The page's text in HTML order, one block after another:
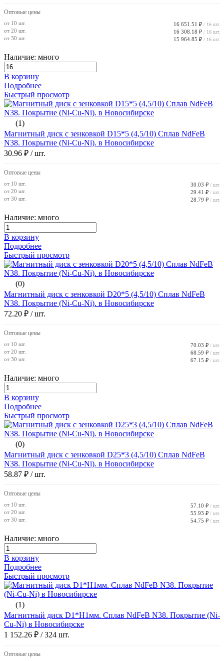
Оптовые цены
от 10 шт. 16 651.51 ₽ / 16 шт.
от 20 шт. 16 308.18 ₽ / 16 шт.
от 30 шт. 15 964.85 ₽ / 16 шт.
Наличие: много
В корзину
Подробнее
Быстрый просмотр
(1)
Магнитный диск с зенковкой D15*5 (4,5/10) Сплав NdFeB
N38. Покрытие (Ni-Cu-Ni). в Новосибирске
30.96 ₽ / шт.
Оптовые цены
от 10 шт. 30.03 ₽ / шт.
от 20 шт. 29.41 ₽ / шт.
от 30 шт. 28.79 ₽ / шт.
Наличие: много
В корзину
Подробнее
Быстрый просмотр
(0)
Магнитный диск с зенковкой D20*5 (4,5/10) Сплав NdFeB
N38. Покрытие (Ni-Cu-Ni). в Новосибирске
72.20 ₽ / шт.
Оптовые цены
от 10 шт. 70.03 ₽ / шт.
от 20 шт. 68.59 ₽ / шт.
от 30 шт. 67.15 ₽ / шт.
Наличие: много
В корзину
Подробнее
Быстрый просмотр
(0)
Магнитный диск с зенковкой D25*3 (4,5/10) Сплав NdFeB
N38. Покрытие (Ni-Cu-Ni). в Новосибирске
58.87 ₽ / шт.
Оптовые цены
от 10 шт. 57.10 ₽ / шт.
от 20 шт. 55.93 ₽ / шт.
от 30 шт. 54.75 ₽ / шт.
Наличие: много
В корзину
Подробнее
Быстрый просмотр
(1)
Магнитный диск D1*H1мм. Сплав NdFeB N38. Покрытие (Ni-
Cu-Ni) в Новосибирске
1 152.26 ₽ / 324 шт.
Оптовые цены